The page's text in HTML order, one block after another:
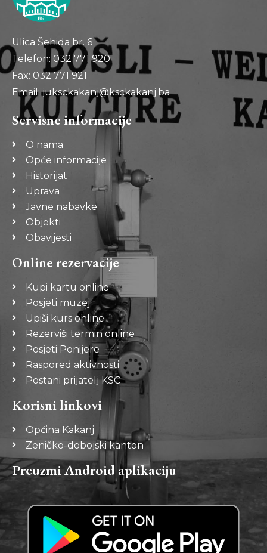
Ulica Šehida br. 6
Telefon: 032 771 920
Fax: 032 771 921
Email: juksckakanj@ksckakanj.ba
Servisne informacije
O nama
Opće informacije
Historijat
Uprava
Javne nabavke
Objekti
Obavijesti
Online rezervacije
Kupi kartu online
Posjeti muzej
Upiši kurs online
Rezerviši termin online
Posjeti Ponijere
Raspored aktivnosti
Postani prijatelj KSC
Korisni linkovi
Općina Kakanj
Zeničko-dobojski kanton
Preuzmi Android aplikaciju